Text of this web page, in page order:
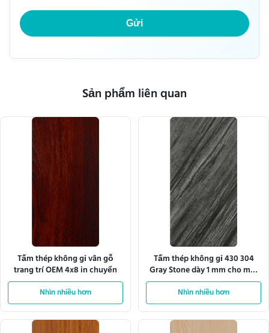
Gửi
Sản phẩm liên quan
Tấm thép không gỉ vân gỗ
trang trí OEM 4x8 in chuyển
Nhìn nhiều hơn
Tấm thép không gỉ 430 304
Gray Stone dày 1 mm cho mặt
bếp
Nhìn nhiều hơn